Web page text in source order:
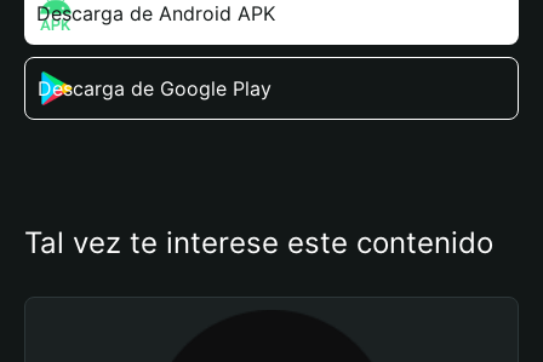
Descarga de Android APK
Descarga de Google Play
Tal vez te interese este contenido